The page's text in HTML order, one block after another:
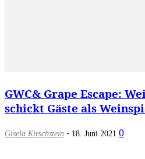
GWC& Grape Escape:
schickt Gäste als
Gisela Kirschstein - 18. Juni 2021 0